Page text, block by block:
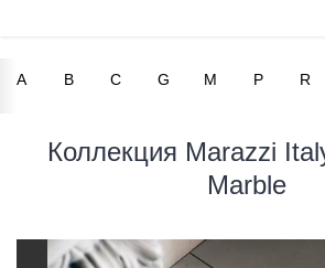
A B C G M P R
Коллекция Marazzi
Marble